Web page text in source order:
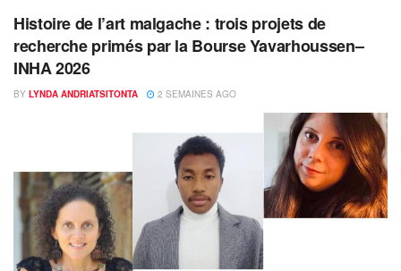
Histoire de l’art malgache : trois projets de
recherche primés par la Bourse Yavarhoussen–
INHA 2026
BY LYNDA ANDRIATSITONTA 2 SEMAINES AGO